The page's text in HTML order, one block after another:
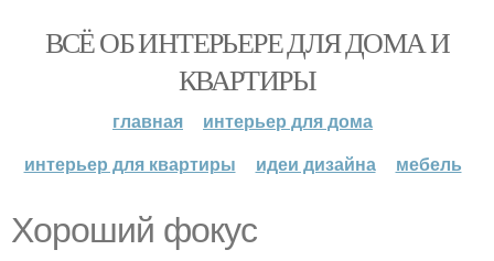
ВСЁ ОБ ИНТЕРЬЕРЕ ДЛЯ ДОМА И
КВАРТИРЫ
главная
интерьер для дома
интерьер для квартиры
идеи дизайна мебель
Хороший фокус